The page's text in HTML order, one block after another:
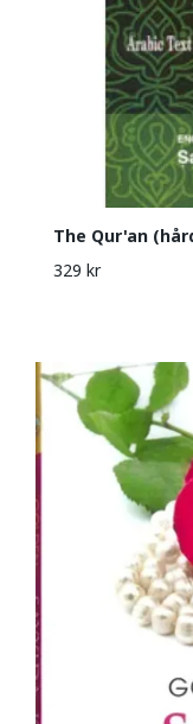
The Qur'an
329 kr